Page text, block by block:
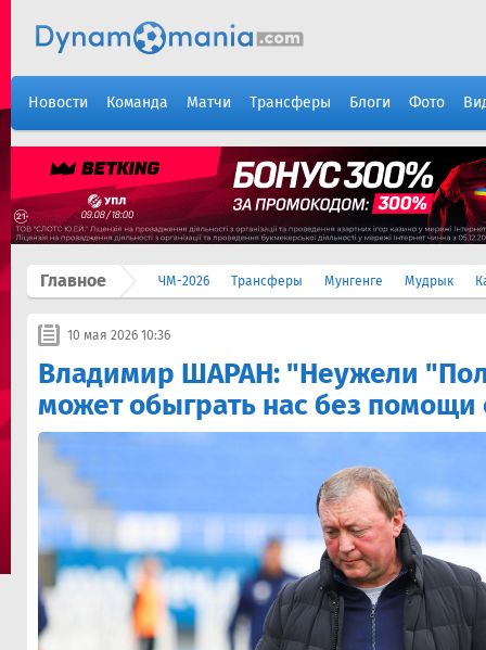
Новости Команда Матчи Трансферы Блоги Фото
Главное ЧМ-2026 Трансферы Мунгенге Мудрык
10 мая 2026 10:36
Владимир ШАРАН: "Неужели
может обыграть нас без помощи